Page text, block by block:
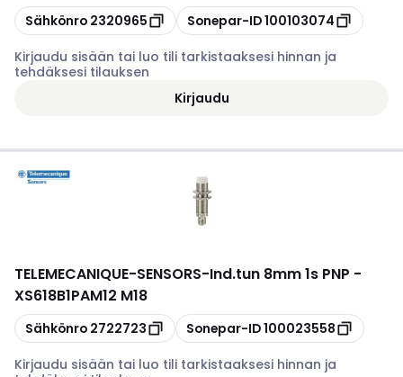
Kopioi
Sähkönro 2320965 Kopioi
Sonepar-ID100103074
Kirjaudu sisään tai luo tili tarkistaaksesi hinnan ja
tehdäksesi tilauksen
Kirjaudu
TELEMECANIQUE-SENSORS-Ind.tun 8mm 1s PNP -
XS618B1PAM12 M18
Kopioi
Sähkönro 2722723 Kopioi
Sonepar-ID100023558
Kirjaudu sisään tai luo tili tarkistaaksesi hinnan ja